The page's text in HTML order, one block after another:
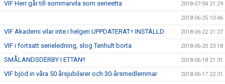
VIF Herr går till sommarvila som serieetta 2018-07-04 21:29
2018-06-25 10:46
VIF Akademi vilar inte i helgen UPPDATERAT= INSTÄLLD 2018-06-22 21:27
VIF i fortsatt serieledning, slog Tenhult borta 2018-06-20 23:18
SMÅLANDSDERBY I ETTAN!! 2018-06-18 21:31
VIF bjöd in våra 50 årsjubilarer och 30-årsmedlemmar 2018-06-17 22:31